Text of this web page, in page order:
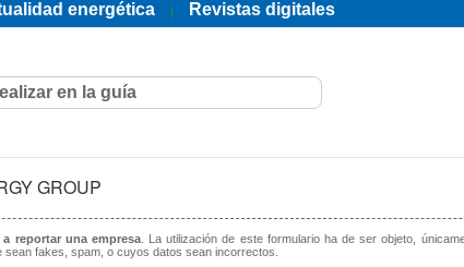
energética | Revistas digitales
GROUP
reportar una empresa. La utilización de este formulario ha de ser objeto,
sean fakes, spam, o cuyos datos sean incorrectos.